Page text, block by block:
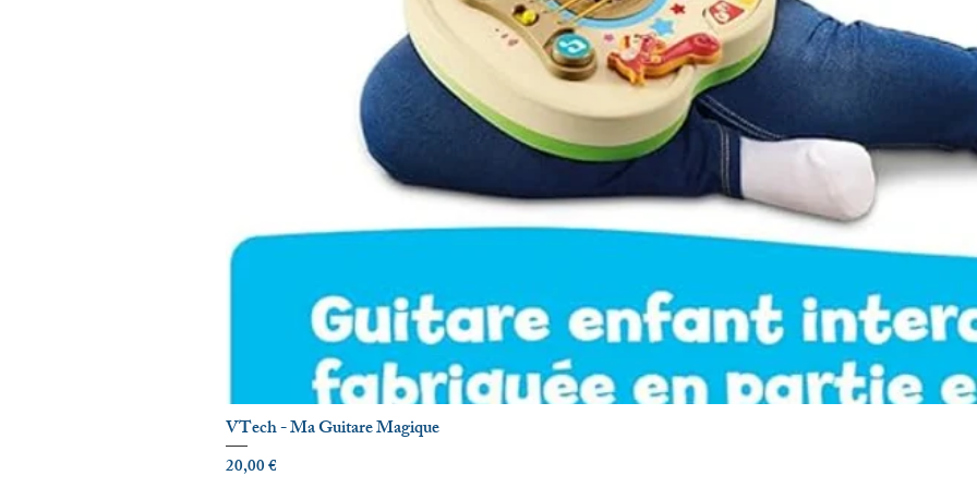
VTech - Ma Guitare Magique
Prix
20,00 €